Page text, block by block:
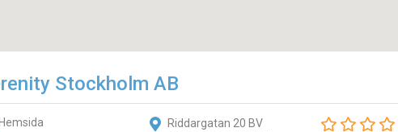
Stockholm AB
Hemsida
Riddargatan 20 BV